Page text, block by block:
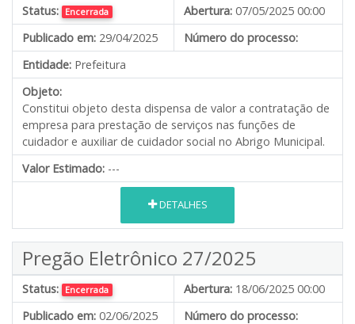
Status: Encerrada Abertura: 07/05/2025 00:00
Publicado em: 29/04/2025
Número do processo:
Entidade: Prefeitura
Objeto:
Constitui objeto desta dispensa de valor a contratação de
empresa para prestação de serviços nas funções de
cuidador e auxiliar de cuidador social no Abrigo Municipal.
Valor Estimado: ---
DETALHES
Pregão Eletrônico 27/2025
Status: Encerrada Abertura: 18/06/2025 00:00
Publicado em: 02/06/2025
Número do processo: